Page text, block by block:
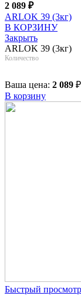
2 089 ₽
ARLOK 39 (3кг)
В КОРЗИНУ
Закрыть
ARLOK 39 (3кг)
Количество
Ваша цена: 2 089 ₽
В корзину
Быстрый просмотр